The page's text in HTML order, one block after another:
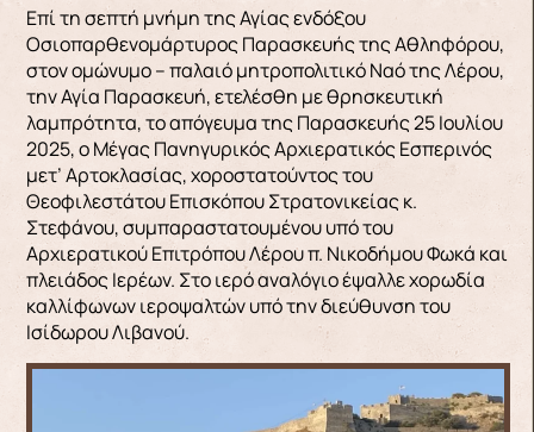
Επί τη σεπτή μνήμη της Αγίας ενδόξου
Οσιοπαρθενομάρτυρος Παρασκευής της Αθληφόρου,
στον ομώνυμο – παλαιό μητροπολιτικό Ναό της Λέρου,
την Αγία Παρασκευή, ετελέσθη με θρησκευτική
λαμπρότητα, το απόγευμα της Παρασκευής 25 Ιουλίου
2025, ο Μέγας Πανηγυρικός Αρχιερατικός Εσπερινός
μετ’ Αρτοκλασίας, χοροστατούντος του
Θεοφιλεστάτου Επισκόπου Στρατονικείας κ.
Στεφάνου, συμπαραστατουμένου υπό του
Αρχιερατικού Επιτρόπου Λέρου π. Νικοδήμου Φωκά και
πλειάδος Ιερέων. Στο ιερό αναλόγιο έψαλλε χορωδία
καλλίφωνων ιεροψαλτών υπό την διεύθυνση του
Ισίδωρου Λιβανού.